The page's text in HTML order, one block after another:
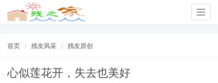
首页 残友风采 残友原创
心似莲花开，失去也美好